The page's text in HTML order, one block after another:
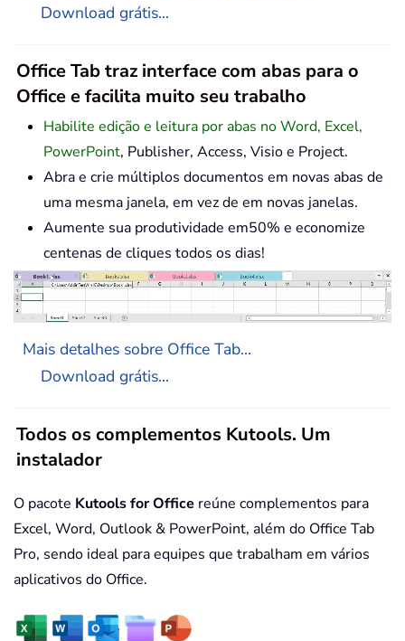
Download grátis...
Office Tab traz interface com abas para o
Office e facilita muito seu trabalho
Habilite edição e leitura por abas no Word, Excel,
PowerPoint, Publisher, Access, Visio e Project.
Abra e crie múltiplos documentos em novas abas de
uma mesma janela, em vez de em novas janelas.
Aumente sua produtividade em50% e economize
centenas de cliques todos os dias!
Mais detalhes sobre Office Tab...
Download grátis...
Todos os complementos Kutools. Um
instalador
O pacote Kutools for Office reúne complementos para
Excel, Word, Outlook & PowerPoint, além do Office Tab
Pro, sendo ideal para equipes que trabalham em vários
aplicativos do Office.